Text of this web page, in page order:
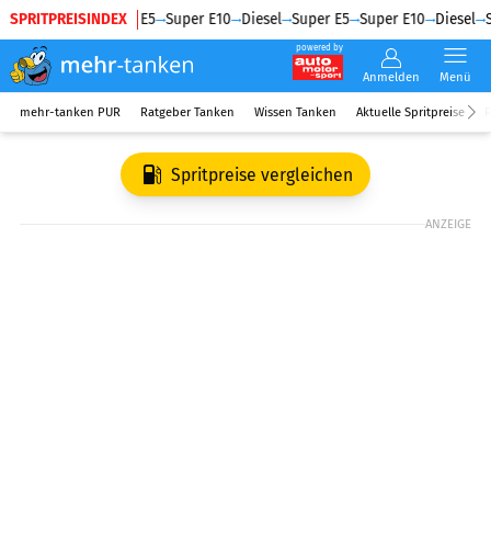
SPRITPREISINDEX
Diesel Super E5 Super E10 Diesel Super E5 Super E10 Diesel
powered by
Anmelden Menü
mehr-tanken PUR Ratgeber Tanken Wissen Tanken Aktuelle Spritpreise
Spritpreise vergleichen
ANZEIGE